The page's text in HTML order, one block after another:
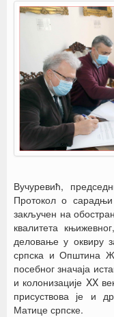
Вучуревић,
Протокол о
закључен на
квалитета
деловање у оквиру
српска и Општина
посебног значаја
и колонизације XX
присуствова је и
Матице српске.